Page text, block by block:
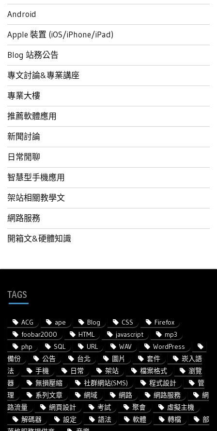
Android
Apple 裝置 (iOS/iPhone/iPad)
Blog 站務公告
專文討論&專業講座
專業大樓
推薦軟體應用
新聞討論
日常閒聊
智慧型手機應用
架站相關教學文
網路服務
開箱文&硬體知識
TAGS
ACG ape Blog CSS
Firefox
foobar2000
HTML javascript
mp3
php
SQL URL WAV
WordPress
備份
公告 台北 圖片 套件
崁入語
法
手機 日常 架站 檔案格式
瀏覽
器
無損壓縮 社群網站(SMS) 程式設計
管
理
系列文章 網域 網路 網路服務
網
路流量
網頁設計 考試 聚會
虛擬主機
解碼器
設定 語法 軟體 轉檔
部